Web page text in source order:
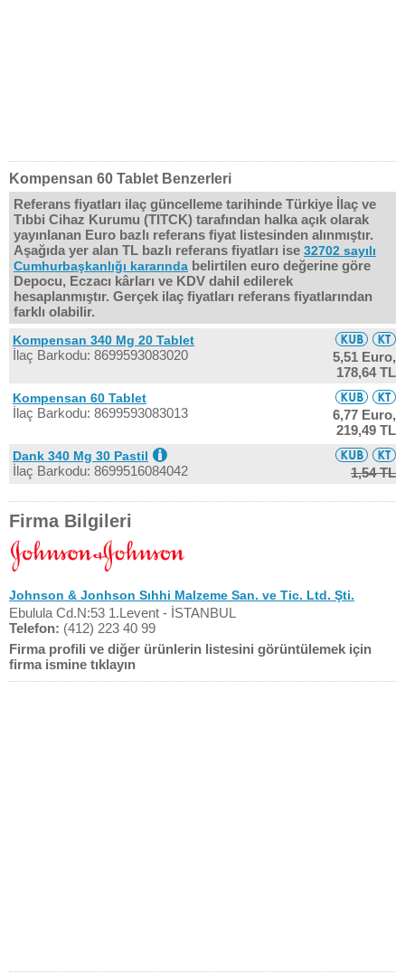
Kompensan 60 Tablet Benzerleri
Referans fiyatları ilaç güncelleme tarihinde Türkiye İlaç ve
Tıbbi Cihaz Kurumu (TITCK) tarafından halka açık olarak
yayınlanan Euro bazlı referans fiyat listesinden alınmıştır.
Aşağıda yer alan TL bazlı referans fiyatları ise 32702 sayılı
Cumhurbaşkanlığı kararında belirtilen euro değerine göre
Depocu, Eczacı kârları ve KDV dahil edilerek
hesaplanmıştır. Gerçek ilaç fiyatları referans fiyatlarından
farklı olabilir.
Kompensan 340 Mg 20 Tablet
İlaç Barkodu: 8699593083020
5,51 Euro,
178,64 TL
Kompensan 60 Tablet
İlaç Barkodu: 8699593083013
6,77 Euro,
219,49 TL
Dank 340 Mg 30 Pastil
İlaç Barkodu: 8699516084042 1,54 TL
Firma Bilgileri
Johnson & Jonhson Sıhhi Malzeme San. ve Tic. Ltd. Şti.
Ebulula Cd.N:53 1.Levent - İSTANBUL
Telefon: (412) 223 40 99
Firma profili ve diğer ürünlerin listesini görüntülemek için
firma ismine tıklayın